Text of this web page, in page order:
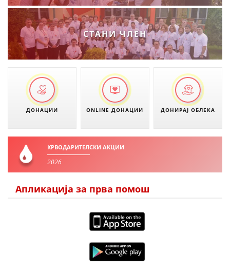
СТАНИ ЧЛЕН
ДОНАЦИИ ONLINE ДОНАЦИИ ДОНИРАЈ ОБЛЕКА
КРВОДАРИТЕЛСКИ АКЦИИ
2026
Апликација за прва помош